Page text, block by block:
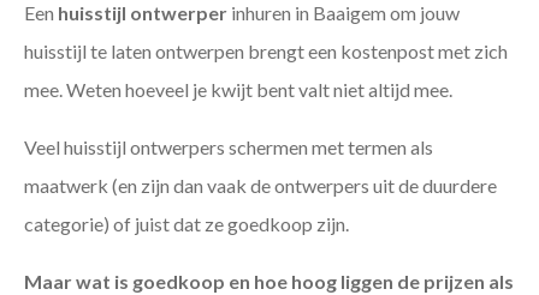
Een huisstijl ontwerper inhuren in Baaigem om jouw
huisstijl te laten ontwerpen brengt een kostenpost met zich
mee. Weten hoeveel je kwijt bent valt niet altijd mee.
Veel huisstijl ontwerpers schermen met termen als
maatwerk (en zijn dan vaak de ontwerpers uit de duurdere
categorie) of juist dat ze goedkoop zijn.
Maar wat is goedkoop en hoe hoog liggen de prijzen als